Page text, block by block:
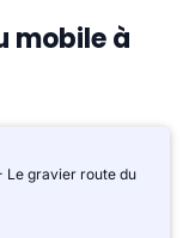
mobile à
Le gravier route du